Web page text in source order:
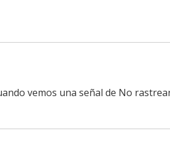
vemos una señal de No